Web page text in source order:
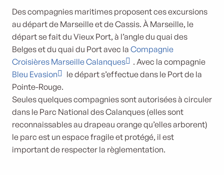
Des compagnies maritimes proposent ces excursions
au départ de Marseille et de Cassis. À Marseille, le
départ se fait du Vieux Port, à l’angle du quai des
Belges et du quai du Port avec la Compagnie
Croisières Marseille Calanques
. Avec la compagnie
Bleu Evasion
le départ s’effectue dans le Port de la
Pointe-Rouge.
Seules quelques compagnies sont autorisées à circuler
dans le Parc National des Calanques (elles sont
reconnaissables au drapeau orange qu’elles arborent)
le parc est un espace fragile et protégé, il est
important de respecter la règlementation.